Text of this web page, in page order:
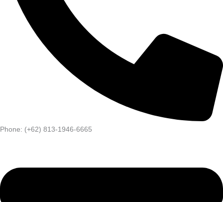
Phone: (+62) 813-1946-6665